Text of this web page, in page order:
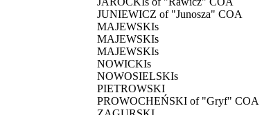
JUNIEWICZ of "Junosza" COA
MAJEWSKIs
MAJEWSKIs
MAJEWSKIs
NOWICKIs
NOWOSIELSKIs
PIETROWSKI
PROWOCHEŃSKI of "Gryf" COA